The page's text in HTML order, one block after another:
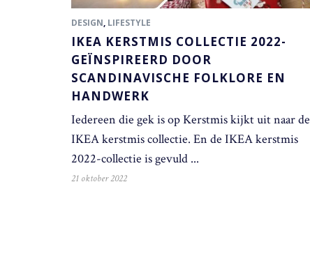
DESIGN, LIFESTYLE
IKEA KERSTMIS COLLECTIE 2022-
GEÏNSPIREERD DOOR
SCANDINAVISCHE FOLKLORE EN
HANDWERK
Iedereen die gek is op Kerstmis kijkt uit naar de
IKEA kerstmis collectie. En de IKEA kerstmis
2022-collectie is gevuld ...
21 oktober 2022